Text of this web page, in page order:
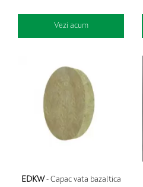
Vezi acum
EDKW- Capac vata bazaltica